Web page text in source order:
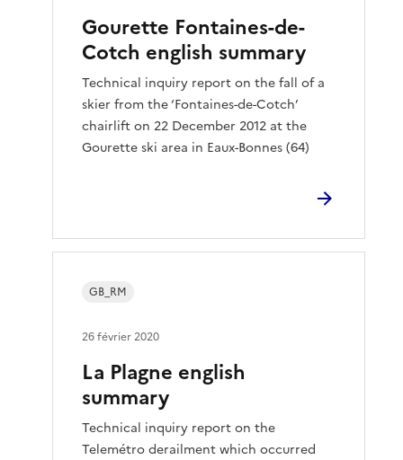
Gourette Fontaines-de-
Cotch english summary
Technical inquiry report on the fall of a
skier from the ‘Fontaines-de-Cotch’
chairlift on 22 December 2012 at the
Gourette ski area in Eaux-Bonnes (64)
La Plagne english
summary
Technical inquiry report on the
Telemétro derailment which occurred
GB_RM
26 février 2020